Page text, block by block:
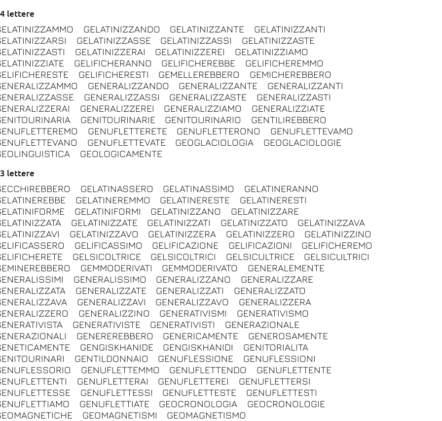
lettere
GELATINIZZANDO GELATINIZZANTE
GELATINIZZANTI
GELATINIZZASSE GELATINIZZASSI
GELATINIZZASTE
GELATINIZZERAI GELATINIZZEREI
GELATINIZZIAMO
GELIFICHERANNO GELIFICHEREBBE
GELIFICHEREMMO
GELIFICHERESTI GEMELLEREBBERO
GEMICHEREBBERO
GENERALIZZANDO GENERALIZZANTE
GENERALIZZANTI
GENERALIZZASSI GENERALIZZASTE
GENERALIZZASTI
GENERALIZZEREI GENERALIZZIAMO
GENERALIZZIATE
GENITOURINARIE GENITOURINARIO
GENTILIREBBERO
GENUFLETTERETE GENUFLETTERONO
GENUFLETTEVAMO
GENUFLETTEVATE GEOGLACIOLOGIA
GEOGLACIOLOGIE
GEOLOGICAMENTE
lettere
GELATINASSERO GELATINASSIMO
GELATINERANNO
GELATINEREMMO GELATINERESTE
GELATINERESTI
GELATINIFORMI GELATINIZZANO
GELATINIZZARE
GELATINIZZATE GELATINIZZATI GELATINIZZATO
GELATINIZZAVA
GELATINIZZAVO GELATINIZZERA GELATINIZZERO
GELATINIZZINO
GELIFICASSIMO GELIFICAZIONE GELIFICAZIONI
GELIFICHEREMO
GELSICOLTRICE GELSICOLTRICI GELSICULTRICE
GELSICULTRICI
GEMMODERIVATI GEMMODERIVATO
GENERALEMENTE
GENERALISSIMO GENERALIZZANO
GENERALIZZARE
GENERALIZZATE GENERALIZZATI
GENERALIZZATO
GENERALIZZAVI GENERALIZZAVO
GENERALIZZERA
GENERALIZZINO GENERATIVISMI
GENERATIVISMO
GENERATIVISTE GENERATIVISTI
GENERAZIONALE
GENEREREBBERO GENERICAMENTE
GENEROSAMENTE
GENGISKHANIDE GENGISKHANIDI
GENITORIALITA
GENTILDONNAIO GENUFLESSIONE
GENUFLESSIONI
GENUFLETTEMMO GENUFLETTENDO
GENUFLETTENTE
GENUFLETTERAI GENUFLETTEREI
GENUFLETTERSI
GENUFLETTESSI GENUFLETTESTE
GENUFLETTESTI
GENUFLETTIATE GEOCRONOLOGIA
GEOCRONOLOGIE
GEOMAGNETISMI
GEOMAGNETISMO